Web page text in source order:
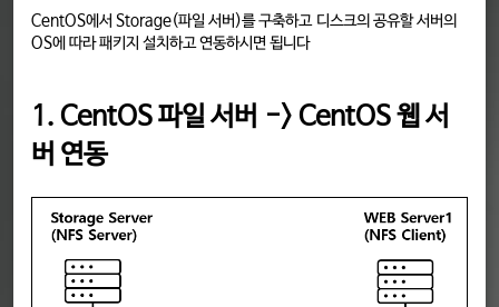
CentOS에서 Storage(파일 서버)를 구축하고 디스크의 공유할 서버의
OS에 따라 패키지 설치하고 연동하시면 됩니다
1. CentOS 파일 서버 -> CentOS 웹 서
버 연동